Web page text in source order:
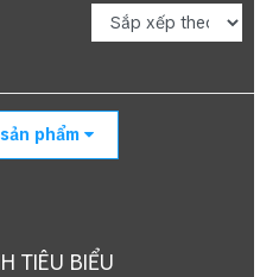
sản phẩm
TIÊU BIỂU